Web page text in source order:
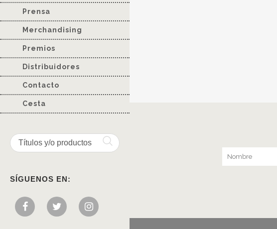
Prensa
Merchandising
Premios
Distribuidores
Contacto
Cesta
SÍGUENOS EN: